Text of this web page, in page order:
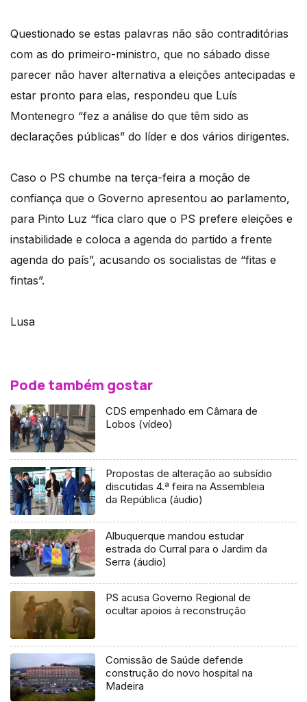
Questionado se estas palavras não são contraditórias
com as do primeiro-ministro, que no sábado disse
parecer não haver alternativa a eleições antecipadas e
estar pronto para elas, respondeu que Luís
Montenegro “fez a análise do que têm sido as
declarações públicas” do líder e dos vários dirigentes.
Caso o PS chumbe na terça-feira a moção de
confiança que o Governo apresentou ao parlamento,
para Pinto Luz “fica claro que o PS prefere eleições e
instabilidade e coloca a agenda do partido a frente
agenda do país”, acusando os socialistas de “fitas e
fintas”.
Lusa
Pode também gostar
CDS empenhado em Câmara de
Lobos (vídeo)
Propostas de alteração ao subsídio
discutidas 4.ª feira na Assembleia
da República (áudio)
Albuquerque mandou estudar
estrada do Curral para o Jardim da
Serra (áudio)
PS acusa Governo Regional de
ocultar apoios à reconstrução
Comissão de Saúde defende
construção do novo hospital na
Madeira